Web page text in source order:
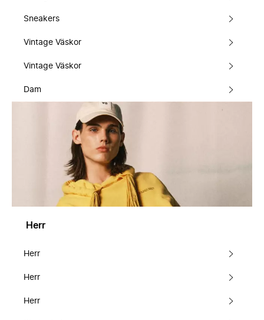
Sneakers
Vintage Väskor
Vintage Väskor
Dam
Herr
Herr
Herr
Herr